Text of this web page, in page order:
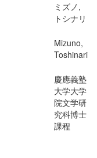
ミズノ,
トシナリ
Mizuno,
Toshinari
慶應義塾
大学大学
院文学研
究科博士
課程